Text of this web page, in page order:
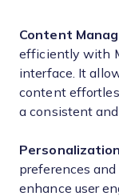
Content
efficiently with
interface. It
content
a consistent
preferences
enhance user